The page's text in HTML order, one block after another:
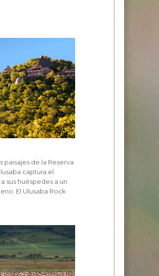
paisajes de la Reserva
captura el
sus huéspedes a un
El Ulusaba Rock